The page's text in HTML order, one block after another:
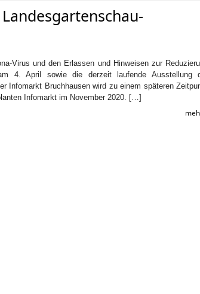
Virus und den Erlassen und Hinweisen zur
4. April sowie die derzeit laufende Ausstellung
Infomarkt Bruchhausen wird zu einem späteren
Infomarkt im November 2020. […]